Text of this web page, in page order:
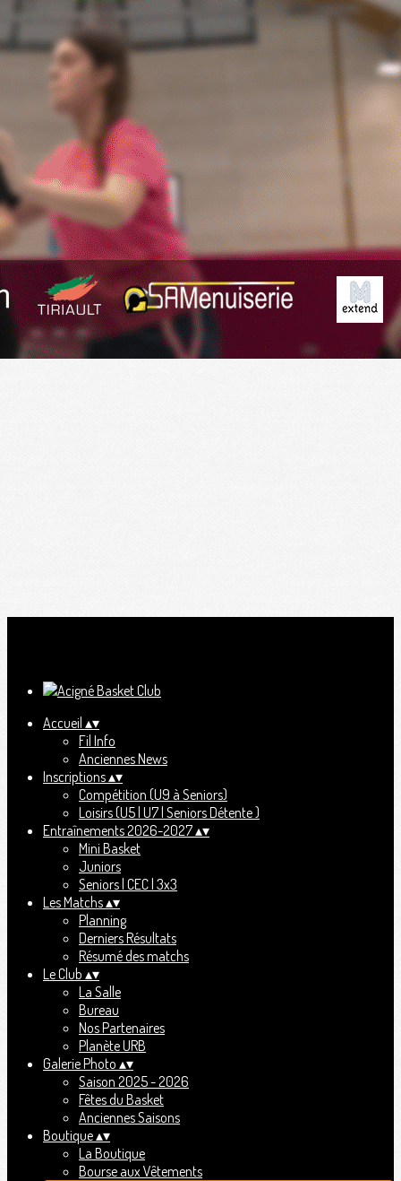
Exporter les lignes sélectionnées
Exporter toutes les colonnes
Exporter uniquement les colonnes affichées
Planning
Derniers Résultats
Résumé des matchs
?>
Images de la page d'accueil
Cliquez pour éditer
Accueil ▴▾
Fil Info
Anciennes News
Inscriptions▴▾
Compétition (U9 à Seniors)
Loisirs (U5 | U7 | Seniors Détente )
Entraînements 2026-2027▴▾
Mini Basket
Juniors
Seniors | CEC | 3x3
Les Matchs▴▾
Planning
Derniers Résultats
Résumé des matchs
Le Club ▴▾
La Salle
Bureau
Nos Partenaires
Planète URB
Galerie Photo ▴▾
Saison 2025 - 2026
Fêtes du Basket
Anciennes Saisons
Boutique▴▾
La Boutique
Bourse aux Vêtements